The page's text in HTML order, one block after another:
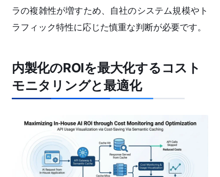
ラの複雑性が増すため、自社のシステム規模やト
ラフィック特性に応じた慎重な判断が必要です。
内製化のROIを最大化するコスト
モニタリングと最適化